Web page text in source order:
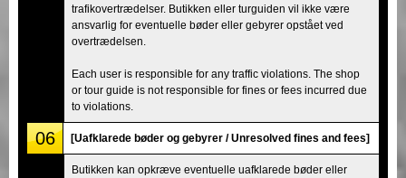
trafikovertrædelser. Butikken eller turguiden vil ikke være
ansvarlig for eventuelle bøder eller gebyrer opstået ved
overtrædelsen.
Each user is responsible for any traffic violations. The shop
or tour guide is not responsible for fines or fees incurred due
to violations.
06 [Uafklarede bøder og gebyrer / Unresolved fines and fees]
Butikken kan opkræve eventuelle uafklarede bøder eller